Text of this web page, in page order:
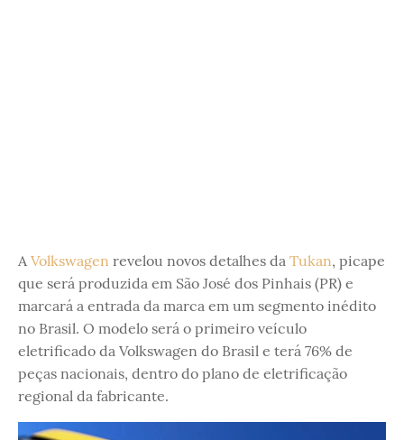
A Volkswagen revelou novos detalhes da Tukan, picape
que será produzida em São José dos Pinhais (PR) e
marcará a entrada da marca em um segmento inédito
no Brasil. O modelo será o primeiro veículo
eletrificado da Volkswagen do Brasil e terá 76% de
peças nacionais, dentro do plano de eletrificação
regional da fabricante.